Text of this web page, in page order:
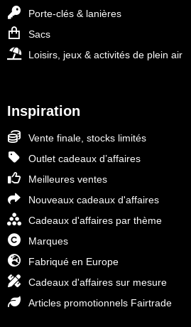
Porte-clés & lanières
Sacs
Loisirs, jeux & activités de plein air
Inspiration
Vente finale, stocks limités
Outlet cadeaux d’affaires
Meilleures ventes
Nouveaux cadeaux d'affaires
Cadeaux d'affaires par thème
Marques
Fabriqué en Europe
Cadeaux d'affaires sur mesure
Articles promotionnels Fairtrade